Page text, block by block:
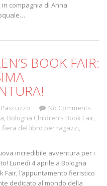
compagnia di Anna
BOOK FAIR:
No Comments
, Bologna Children’s Book Fair,
fiera del libro per ragazzi,
incredibile avventura per i
Lunedì 4 aprile a Bologna
Fair, l’appuntamento fieristico
dedicato al mondo della